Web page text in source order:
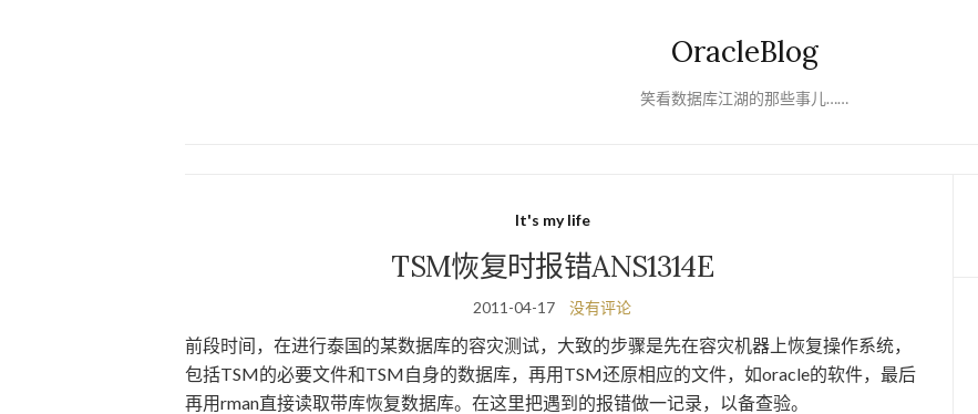
OracleBlog
笑看数据库江湖的那些事儿……
It's my life
TSM恢复时报错ANS1314E
2011-04-17 没有评论
前段时间，在进行泰国的某数据库的容灾测试，大致的步骤是先在容灾机器上恢复操作系统，
包括TSM的必要文件和TSM自身的数据库，再用TSM还原相应的文件，如oracle的软件，最后
再用rman直接读取带库恢复数据库。在这里把遇到的报错做一记录，以备查验。